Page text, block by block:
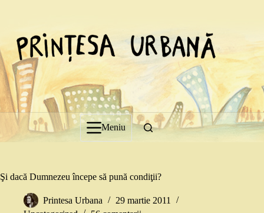
Meniu
Şi dacă Dumnezeu începe să pună condiţii?
Printesa Urbana
29 martie 2011